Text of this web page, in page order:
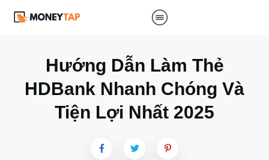
Hướng Dẫn Làm Thẻ
HDBank Nhanh Chóng Và
Tiện Lợi Nhất 2025